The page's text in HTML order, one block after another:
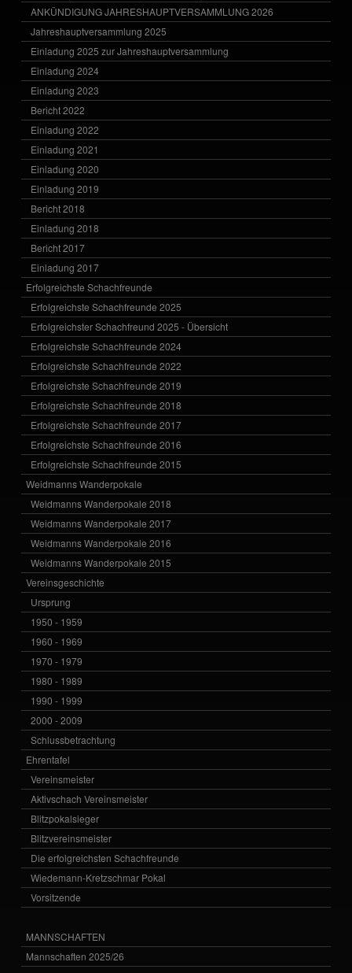
ANKÜNDIGUNG JAHRESHAUPTVERSAMMLUNG 2026
Jahreshauptversammlung 2025
Einladung 2025 zur Jahreshauptversammlung
Einladung 2024
Einladung 2023
Bericht 2022
Einladung 2022
Einladung 2021
Einladung 2020
Einladung 2019
Bericht 2018
Einladung 2018
Bericht 2017
Einladung 2017
Erfolgreichste Schachfreunde
Erfolgreichste Schachfreunde 2025
Erfolgreichster Schachfreund 2025 - Übersicht
Erfolgreichste Schachfreunde 2024
Erfolgreichste Schachfreunde 2022
Erfolgreichste Schachfreunde 2019
Erfolgreichste Schachfreunde 2018
Erfolgreichste Schachfreunde 2017
Erfolgreichste Schachfreunde 2016
Erfolgreichste Schachfreunde 2015
Weidmanns Wanderpokale
Weidmanns Wanderpokale 2018
Weidmanns Wanderpokale 2017
Weidmanns Wanderpokale 2016
Weidmanns Wanderpokale 2015
Vereinsgeschichte
Ursprung
1950 - 1959
1960 - 1969
1970 - 1979
1980 - 1989
1990 - 1999
2000 - 2009
Schlussbetrachtung
Ehrentafel
Vereinsmeister
Aktivschach Vereinsmeister
Blitzpokalsieger
Blitzvereinsmeister
Die erfolgreichsten Schachfreunde
Wiedemann-Kretzschmar Pokal
Vorsitzende
MANNSCHAFTEN
Mannschaften 2025/26